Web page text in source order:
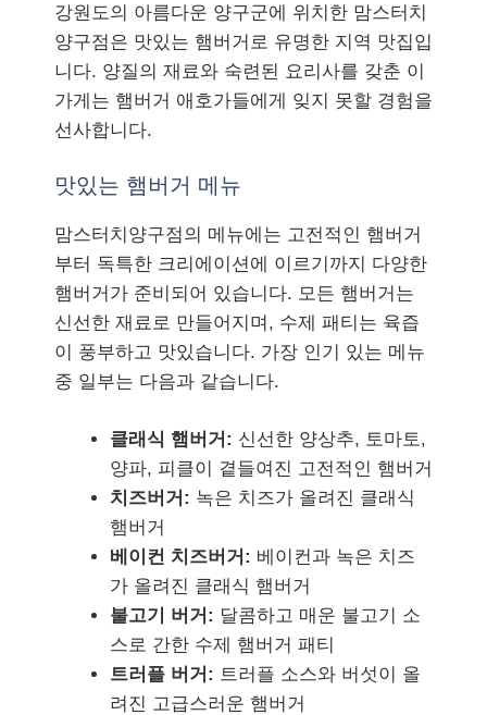
강원도의 아름다운 양구군에 위치한 맘스터치
양구점은 맛있는 햄버거로 유명한 지역 맛집입
니다. 양질의 재료와 숙련된 요리사를 갖춘 이
가게는 햄버거 애호가들에게 잊지 못할 경험을
선사합니다.
맛있는 햄버거 메뉴
맘스터치양구점의 메뉴에는 고전적인 햄버거
부터 독특한 크리에이션에 이르기까지 다양한
햄버거가 준비되어 있습니다. 모든 햄버거는
신선한 재료로 만들어지며, 수제 패티는 육즙
이 풍부하고 맛있습니다. 가장 인기 있는 메뉴
중 일부는 다음과 같습니다.
클래식 햄버거: 신선한 양상추, 토마토,
양파, 피클이 곁들여진 고전적인 햄버거
치즈버거: 녹은 치즈가 올려진 클래식
햄버거
베이컨 치즈버거: 베이컨과 녹은 치즈
가 올려진 클래식 햄버거
불고기 버거: 달콤하고 매운 불고기 소
스로 간한 수제 햄버거 패티
트러플 버거: 트러플 소스와 버섯이 올
려진 고급스러운 햄버거